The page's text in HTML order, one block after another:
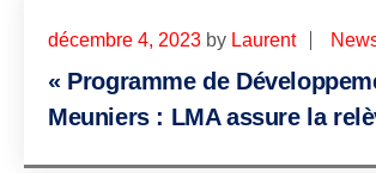
décembre 4, 2023 by Laurent
« Programme de
Meuniers : LMA assure la